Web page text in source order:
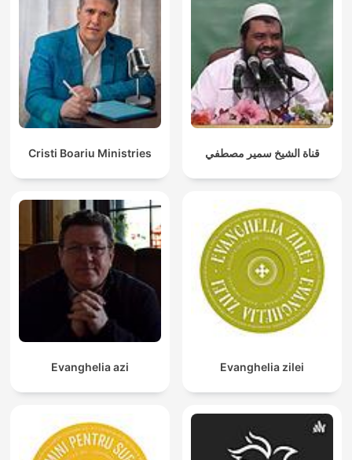
Cristi Boariu Ministries قناة الشيخ سمير مصطفي
Evanghelia azi Evanghelia zilei